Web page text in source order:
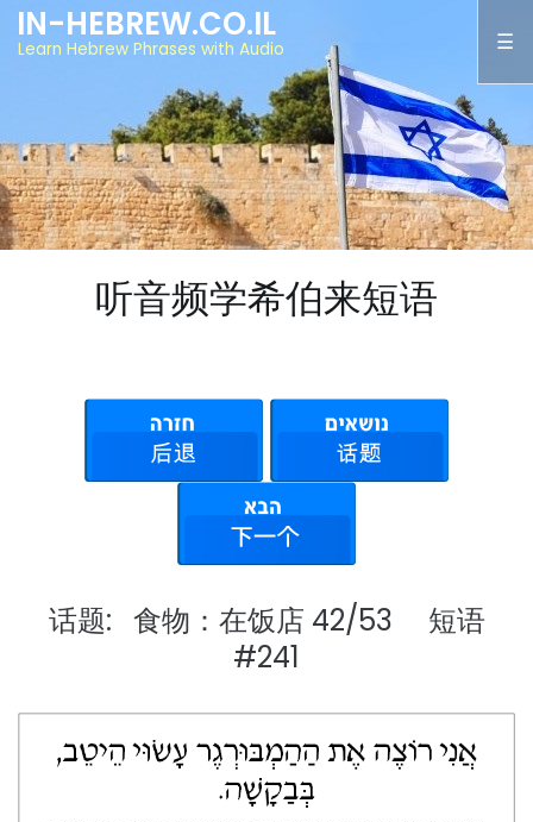
IN-HEBREW.CO.IL
Learn Hebrew Phrases with Audio
听音频学希伯来短语
话题: 食物：在饭店 42/53 短语
#241